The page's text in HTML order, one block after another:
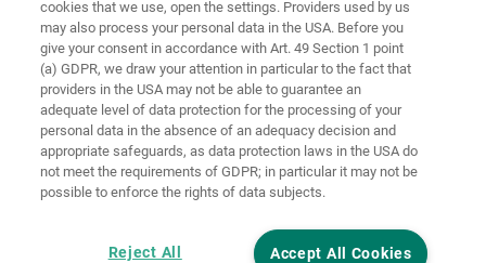
Käyttöehdot evästeistä sisään
Accessibility
Statement
Evästeasetukset
cookies that we use, open the settings. Providers used by us
may also process your personal data in the USA. Before you
give your consent in accordance with Art. 49 Section 1 point
(a) GDPR, we draw your attention in particular to the fact that
providers in the USA may not be able to guarantee an
adequate level of data protection for the processing of your
personal data in the absence of an adequacy decision and
appropriate safeguards, as data protection laws in the USA do
not meet the requirements of GDPR; in particular it may not be
possible to enforce the rights of data subjects.
Accept All Cookies
Reject All